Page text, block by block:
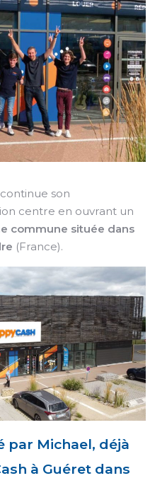
son
centre en ouvrant un
commune située dans
(France).
par Michael, déjà
à Guéret dans